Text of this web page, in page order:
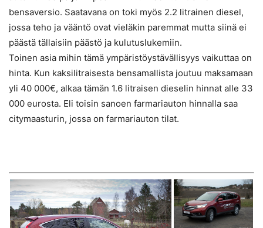
bensaversio. Saatavana on toki myös 2.2 litrainen diesel,
jossa teho ja vääntö ovat vieläkin paremmat mutta siinä ei
päästä tällaisiin päästö ja kulutuslukemiin.
Toinen asia mihin tämä ympäristöystävällisyys vaikuttaa on
hinta. Kun kaksilitraisesta bensamallista joutuu maksamaan
yli 40 000€, alkaa tämän 1.6 litraisen dieselin hinnat alle 33
000 eurosta. Eli toisin sanoen farmariauton hinnalla saa
citymaasturin, jossa on farmariauton tilat.